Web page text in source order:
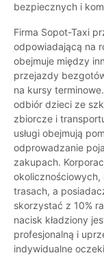
bezpiecznych i
Firma Sopot-Taxi
odpowiadającą na
obejmuje między
przejazdy
na kursy
odbiór dzieci ze
zbiorcze i
usługi obejmują
odprowadzanie
zakupach.
okolicznościowych,
trasach, a
skorzystać z 10%
nacisk kładziony
profesjonalną i
indywidualne